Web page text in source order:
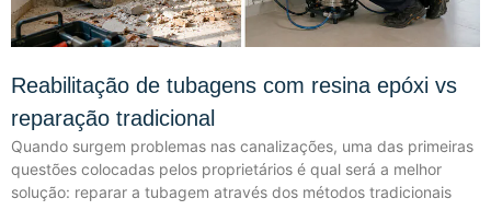
Reabilitação de tubagens com resina epóxi vs
reparação tradicional
Quando surgem problemas nas canalizações, uma das primeiras
questões colocadas pelos proprietários é qual será a melhor
solução: reparar a tubagem através dos métodos tradicionais